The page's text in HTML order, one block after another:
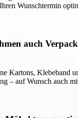
Wunschtermin
auch
Kartons, Klebeband
– auf Wunsch auch